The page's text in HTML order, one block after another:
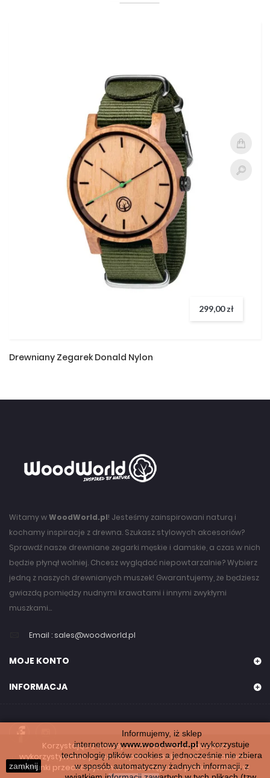
zamknij
Informujemy, iż sklep
internetowywww.woodworld.plwykorzystuje
technologię plików cookies a jednocześnie nie zbiera
w sposób automatyczny żadnych informacji, z
299,00 zł
Drewniany Zegarek Donald Nylon
Witamy wWoodWorld.pl! Jesteśmy zainspirowani naturą i
kochamy inspiracje z drewna. Szukasz stylowych akcesoriów?
Sprawdź nasze drewniane zegarki męskie i damskie, a czas w nich
będzie płynął wolniej. Chcesz wyglądać niepowtarzalnie? Wybierz
jedną z naszych drewnianych muszek! Gwarantujemy, że będziesz
gwiazdą pomiędzy nudnymi krawatami i innymi zwykłymi
muszkami...
Email : sales@woodworld.pl
MOJE KONTO
INFORMACJA
WoodWorld.pl. Wszystkie prawa zastrzeżone. 2024
Korzystając z naszej strony wyrażasz zgodę na
wykorzystywanie przez nas plików cookies. Możesz określić
warunki przechowywania lub dostępu do plików cookies w